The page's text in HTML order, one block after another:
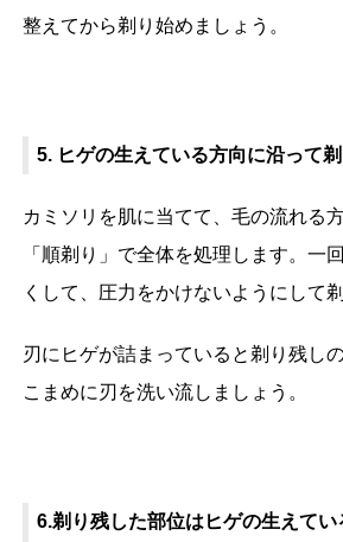
整えてから剃り始めましょう。
5. ヒゲの生えている方向に沿って
カミソリを肌に当てて、毛の流れる
「順剃り」で全体を処理します。一
くして、圧力をかけないようにして剃
刃にヒゲが詰まっていると剃り残し
こまめに刃を洗い流しましょう。
6.剃り残した部位はヒゲの生えてい